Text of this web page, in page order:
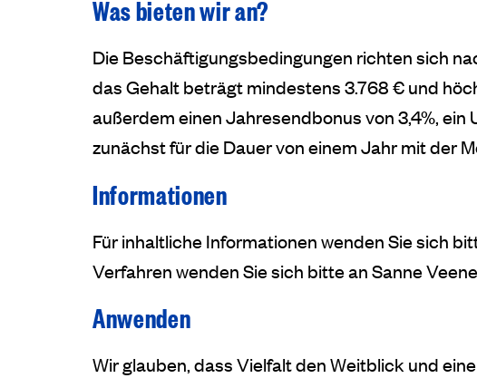
Was bieten wir an?
Die Beschäftigungsbedingungen richten sich
das Gehalt beträgt mindestens 3.768 € und
außerdem einen Jahresendbonus von 3,4%,
zunächst für die Dauer von einem Jahr mit der
Informationen
Für inhaltliche Informationen wenden Sie sich
Verfahren wenden Sie sich bitte an Sanne
Anwenden
Wir glauben, dass Vielfalt den Weitblick und